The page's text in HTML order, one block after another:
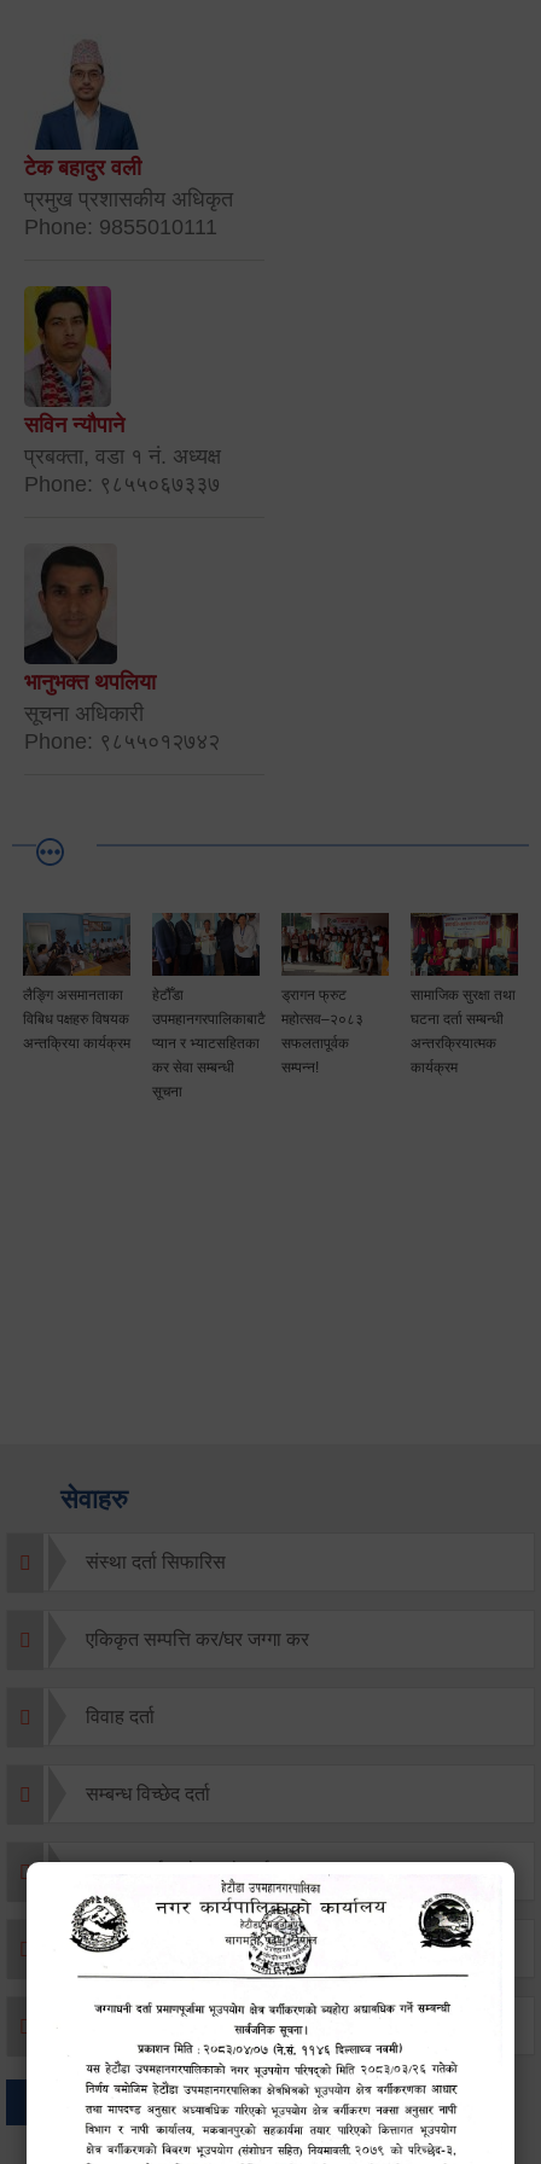
टेक बहादुर वली
प्रमुख प्रशासकीय अधिकृत
Phone: 9855010111
सविन न्यौपाने
प्रबक्ता, वडा १ नं. अध्यक्ष
Phone: ९८५५०६७३३७
भानुभक्त थपलिया
सूचना अधिकारी
Phone: ९८५५०१२७४२
लैङ्गि असमानताका
विबिध पक्षहरु विषयक
अन्तक्रिया कार्यक्रम
हेटौँडा
उपमहानगरपालिकाबाटै
प्यान र भ्याटसहितका
कर सेवा सम्बन्धी
सूचना
ड्रागन फ्रुट
महोत्सव–२०८३
सफलतापूर्वक
सम्पन्न!
सामाजिक सुरक्षा तथा
घटना दर्ता सम्बन्धी
अन्तरक्रियात्मक
कार्यक्रम
सेवाहरु
संस्था दर्ता सिफारिस
एकिकृत सम्पत्ति कर/घर जग्गा कर
विवाह दर्ता
सम्बन्ध विच्छेद दर्ता
मृत्यू दर्ता